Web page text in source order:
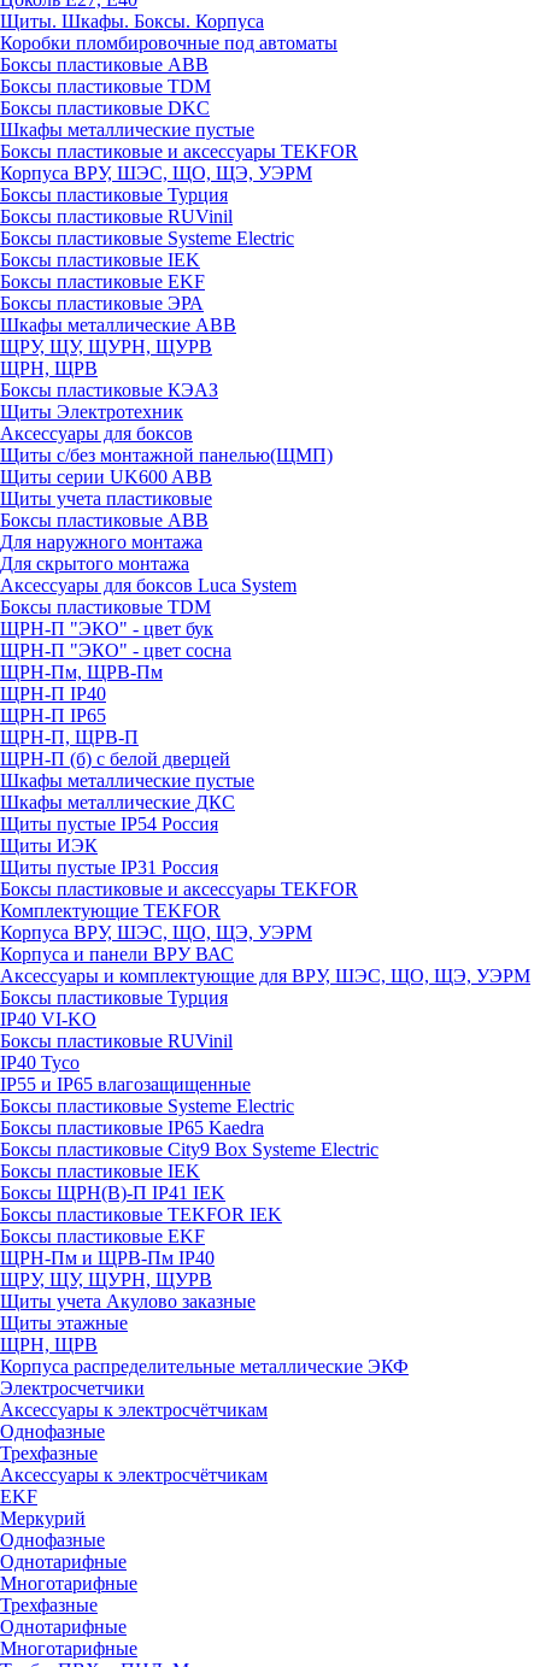
Щиты. Шкафы. Боксы. Корпуса
Коробки пломбировочные под автоматы
Боксы пластиковые ABB
Боксы пластиковые TDM
Боксы пластиковые DKC
Шкафы металлические пустые
Боксы пластиковые и аксессуары TEKFOR
Корпуса ВРУ, ШЭС, ЩО, ЩЭ, УЭРМ
Боксы пластиковые Турция
Боксы пластиковые RUVinil
Боксы пластиковые Systeme Electric
Боксы пластиковые IEK
Боксы пластиковые EKF
Боксы пластиковые ЭРА
Шкафы металлические ABB
ЩРУ, ЩУ, ЩУРН, ЩУРВ
ЩРН, ЩРВ
Боксы пластиковые КЭАЗ
Щиты Электротехник
Аксессуары для боксов
Щиты с/без монтажной панелью(ЩМП)
Щиты серии UK600 ABB
Щиты учета пластиковые
Боксы пластиковые ABB
Для наружного монтажа
Для скрытого монтажа
Аксессуары для боксов Luca System
Боксы пластиковые TDM
ЩРН-П "ЭКО" - цвет бук
ЩРН-П "ЭКО" - цвет сосна
ЩРН-Пм, ЩРВ-Пм
ЩРН-П IP40
ЩРН-П IP65
ЩРН-П, ЩРВ-П
ЩРН-П (б) с белой дверцей
Шкафы металлические пустые
Шкафы металлические ДКС
Щиты пустые IP54 Россия
Щиты ИЭК
Щиты пустые IP31 Россия
Боксы пластиковые и аксессуары TEKFOR
Комплектующие TEKFOR
Корпуса ВРУ, ШЭС, ЩО, ЩЭ, УЭРМ
Корпуса и панели ВРУ ВАС
Аксессуары и комплектующие для ВРУ, ШЭС, ЩО, ЩЭ, УЭРМ
Боксы пластиковые Турция
IP40 VI-KO
Боксы пластиковые RUVinil
IP40 Тусо
IP55 и IP65 влагозащищенные
Боксы пластиковые Systeme Electric
Боксы пластиковые IP65 Kaedra
Боксы пластиковые City9 Box Systeme Electric
Боксы пластиковые IEK
Боксы ЩРН(В)-П IP41 IEK
Боксы пластиковые TEKFOR IEK
Боксы пластиковые EKF
ЩРН-Пм и ЩРВ-Пм IP40
ЩРУ, ЩУ, ЩУРН, ЩУРВ
Щиты учета Акулово заказные
Щиты этажные
ЩРН, ЩРВ
Корпуса распределительные металлические ЭКФ
Электросчетчики
Аксессуары к электросчётчикам
Однофазные
Трехфазные
Аксессуары к электросчётчикам
EKF
Меркурий
Однофазные
Однотарифные
Многотарифные
Трехфазные
Однотарифные
Многотарифные